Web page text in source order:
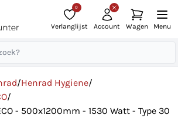
0
Verlanglijst Account Wagen Menu
/Henrad Hygiene/
/
- 500x1200mm - 1530 Watt - Type 30